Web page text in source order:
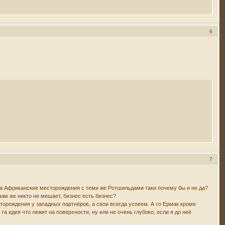
6
7
Африканские месторождения с теми же Ротшильдами таки почему бы и не да?
же никто не мешает, бизнес есть бизнес?
у западных партнёров, а свои всегда успеем. А то Ермак кроме
идея что лежит на поверхности, ну или не очень глубоко, если я до неё